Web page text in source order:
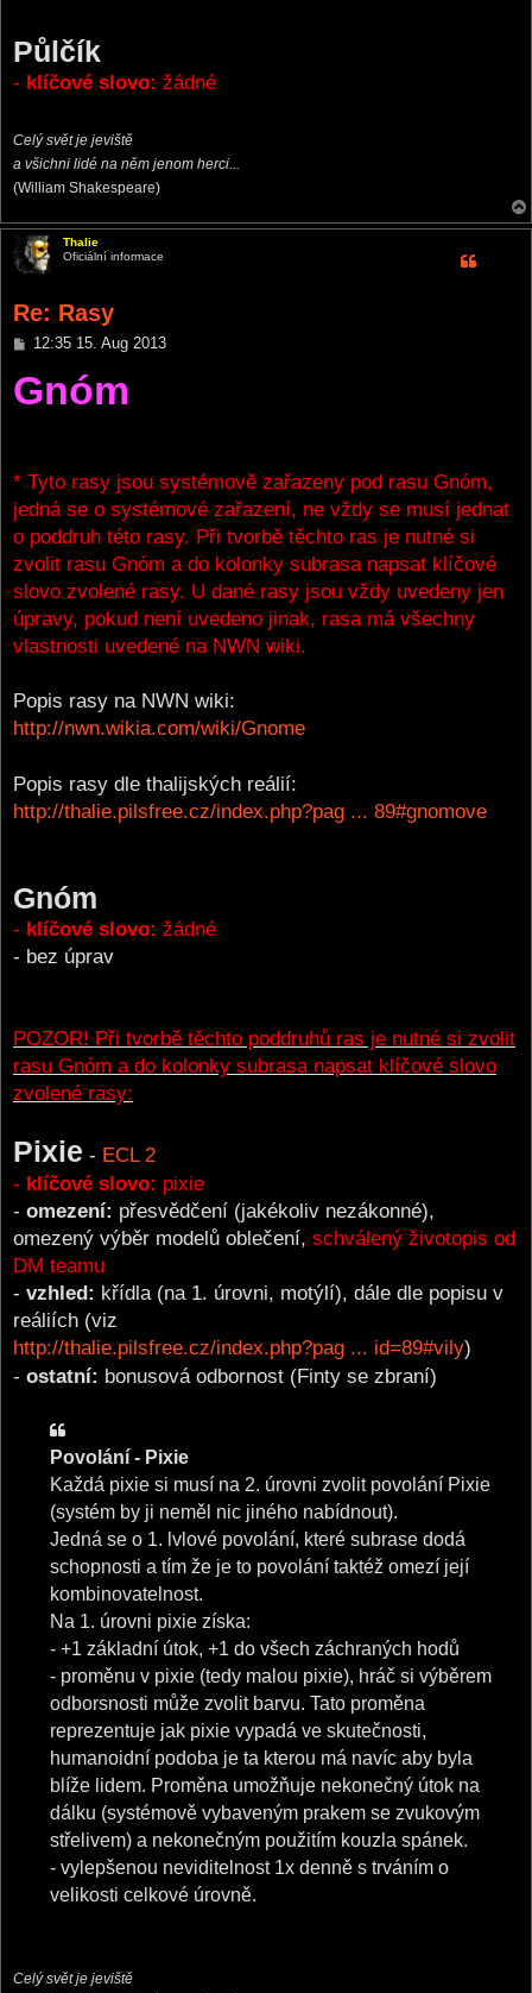
Půlčík
- klíčové slovo: žádné
Celý svět je jeviště
a všichni lidé na něm jenom herci...
(William Shakespeare)
Thalie
Oficiální informace
Re: Rasy
P
s
t
12:35 15. Aug 2013
Gnóm
* Tyto rasy jsou systémově zařazeny pod rasu Gnóm,
jedná se o systémové zařazení, ne vždy se musí jednat
o poddruh této rasy. Při tvorbě těchto ras je nutné si
zvolit rasu Gnóm a do kolonky subrasa napsat klíčové
slovo zvolené rasy. U dané rasy jsou vždy uvedeny jen
úpravy, pokud není uvedeno jinak, rasa má všechny
vlastnosti uvedené na NWN wiki.
Popis rasy na NWN wiki:
http://nwn.wikia.com/wiki/Gnome
Popis rasy dle thalijských reálií:
http://thalie.pilsfree.cz/index.php?pag ... 89#gnomove
Gnóm
- klíčové slovo: žádné
- bez úprav
POZOR! Při tvorbě těchto poddruhů ras je nutné si zvolit
rasu Gnóm a do kolonky subrasa napsat klíčové slovo
zvolené rasy:
Pixie - ECL 2
- klíčové slovo: pixie
- omezení: přesvědčení (jakékoliv nezákonné),
omezený výběr modelů oblečení, schválený životopis od
DM teamu
- vzhled: křídla (na 1. úrovni, motýlí), dále dle popisu v
reáliích (viz
http://thalie.pilsfree.cz/index.php?pag ... id=89#vily)
- ostatní: bonusová odbornost (Finty se zbraní)
Povolání - Pixie
Každá pixie si musí na 2. úrovni zvolit povolání Pixie
(systém by ji neměl nic jiného nabídnout).
Jedná se o 1. lvlové povolání, které subrase dodá
schopnosti a tím že je to povolání taktéž omezí její
kombinovatelnost.
Na 1. úrovni pixie získa:
- +1 základní útok, +1 do všech záchraných hodů
- proměnu v pixie (tedy malou pixie), hráč si výběrem
odborsnosti může zvolit barvu. Tato proměna
reprezentuje jak pixie vypadá ve skutečnosti,
humanoidní podoba je ta kterou má navíc aby byla
blíže lidem. Proměna umožňuje nekonečný útok na
dálku (systémově vybaveným prakem se zvukovým
střelivem) a nekonečným použitím kouzla spánek.
- vylepšenou neviditelnost 1x denně s trváním o
velikosti celkové úrovně.
Celý svět je jeviště